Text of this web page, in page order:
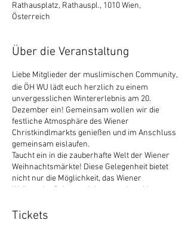
Rathausplatz, Rathauspl., 1010 Wien,
Österreich
Über die Veranstaltung
Liebe Mitglieder der muslimischen Community,
die ÖH WU lädt euch herzlich zu einem
unvergesslichen Wintererlebnis am 20.
Dezember ein! Gemeinsam wollen wir die
festliche Atmosphäre des Wiener
Christkindlmarkts genießen und im Anschluss
gemeinsam eislaufen.
Taucht ein in die zauberhafte Welt der Wiener
Weihnachtsmärkte! Diese Gelegenheit bietet
nicht nur die Möglichkeit, das Wiener
Weihnachtsflair zu erleben, sondern bietet
miteinander vertraut zu machen und die
Tickets